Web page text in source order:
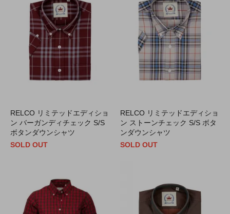
RELCO リミテッドエディショ
ン バーガンディチェック S/S
ボタンダウンシャツ
SOLD OUT
RELCO リミテッドエディショ
ン ストーンチェック S/S ボタ
ンダウンシャツ
SOLD OUT